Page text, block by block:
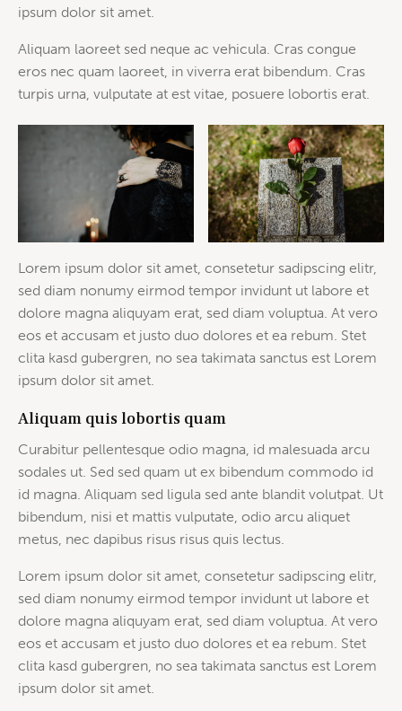
ipsum dolor sit amet.
Aliquam laoreet sed neque ac vehicula. Cras congue
eros nec quam laoreet, in viverra erat bibendum. Cras
turpis urna, vulputate at est vitae, posuere lobortis erat.
Lorem ipsum dolor sit amet, consetetur sadipscing elitr,
sed diam nonumy eirmod tempor invidunt ut labore et
dolore magna aliquyam erat, sed diam voluptua. At vero
eos et accusam et justo duo dolores et ea rebum. Stet
clita kasd gubergren, no sea takimata sanctus est Lorem
ipsum dolor sit amet.
Aliquam quis lobortis quam
Curabitur pellentesque odio magna, id malesuada arcu
sodales ut. Sed sed quam ut ex bibendum commodo id
id magna. Aliquam sed ligula sed ante blandit volutpat. Ut
bibendum, nisi et mattis vulputate, odio arcu aliquet
metus, nec dapibus risus risus quis lectus.
Lorem ipsum dolor sit amet, consetetur sadipscing elitr,
sed diam nonumy eirmod tempor invidunt ut labore et
dolore magna aliquyam erat, sed diam voluptua. At vero
eos et accusam et justo duo dolores et ea rebum. Stet
clita kasd gubergren, no sea takimata sanctus est Lorem
ipsum dolor sit amet.